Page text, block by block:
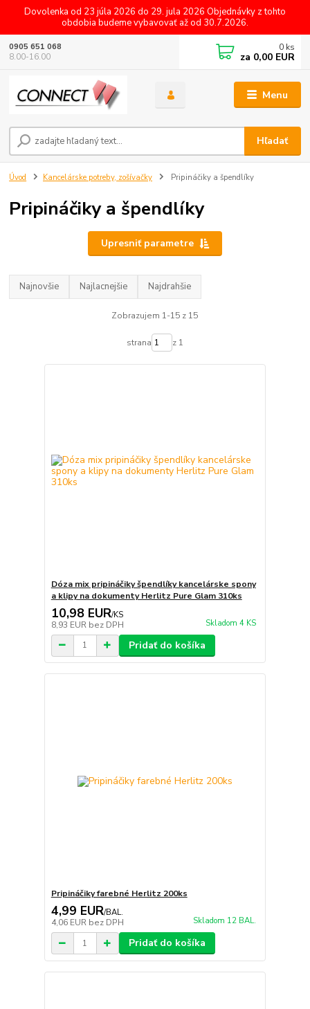
Dovolenka od 23 júla 2026 do 29. jula 2026 Objednávky z tohto
obdobia budeme vybavovať až od 30.7.2026.
Menu
Hľadať
0905 651 068
8.00-16.00
0 ks
za 0,00 EUR
Úvod Kancelárske potreby, zošívačky Pripináčiky a špendlíky
Pripináčiky a špendlíky
Upresniť parametre
Najnovšie Najlacnejšie Najdrahšie
Zobrazujem 1-15 z 15
strana z 1
Dóza mix pripináčiky špendlíky kancelárske spony
a klipy na dokumenty Herlitz Pure Glam 310ks
10,98 EUR/KS
8,93 EUR bez DPH Skladom 4 KS
Pridať do košíka
Pripináčiky farebné Herlitz 200ks
4,99 EUR/BAL.
4,06 EUR bez DPH Skladom 12 BAL.
Pridať do košíka